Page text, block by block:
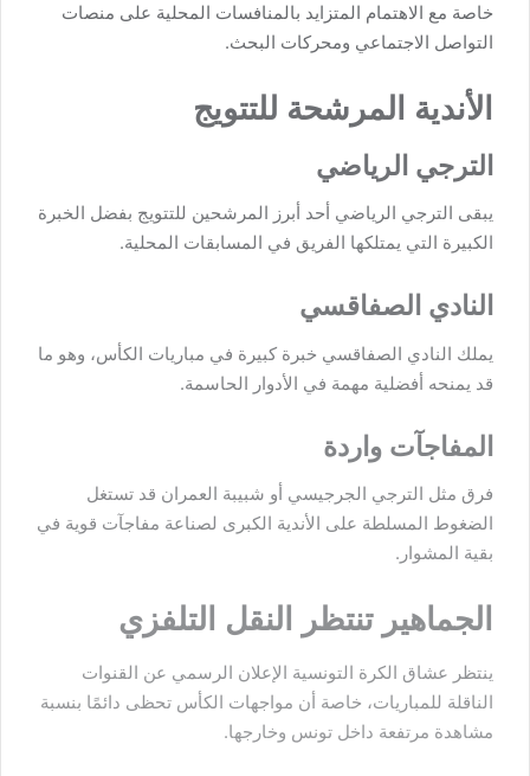
خاصة مع الاهتمام المتزايد بالمنافسات المحلية على منصات
التواصل الاجتماعي ومحركات البحث.
الأندية المرشحة للتتويج
الترجي الرياضي
يبقى الترجي الرياضي أحد أبرز المرشحين للتتويج بفضل الخبرة
الكبيرة التي يمتلكها الفريق في المسابقات المحلية.
النادي الصفاقسي
يملك النادي الصفاقسي خبرة كبيرة في مباريات الكأس، وهو ما
قد يمنحه أفضلية مهمة في الأدوار الحاسمة.
المفاجآت واردة
فرق مثل الترجي الجرجيسي أو شبيبة العمران قد تستغل
الضغوط المسلطة على الأندية الكبرى لصناعة مفاجآت قوية في
بقية المشوار.
الجماهير تنتظر النقل التلفزي
ينتظر عشاق الكرة التونسية الإعلان الرسمي عن القنوات
الناقلة للمباريات، خاصة أن مواجهات الكأس تحظى دائمًا بنسبة
مشاهدة مرتفعة داخل تونس وخارجها.